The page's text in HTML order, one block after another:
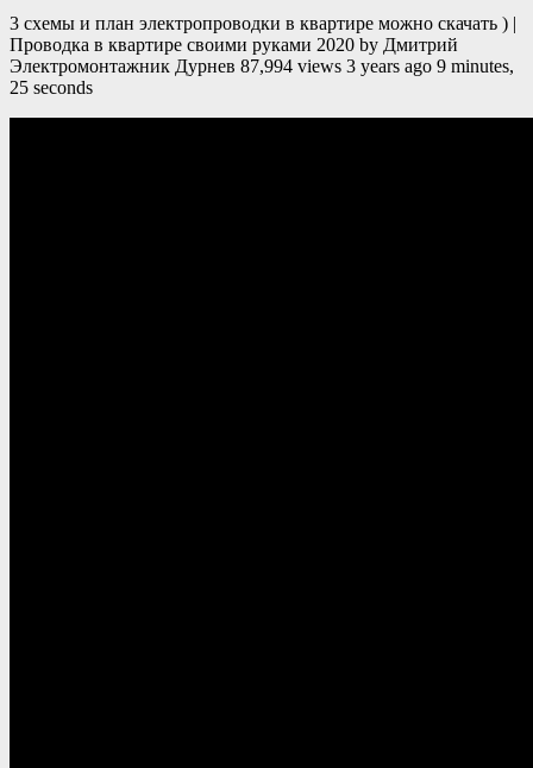
3 схемы и план электропроводки в квартире можно скачать ) |
Проводка в квартире своими руками 2020 by Дмитрий
Электромонтажник Дурнев 87,994 views 3 years ago 9 minutes,
25 seconds